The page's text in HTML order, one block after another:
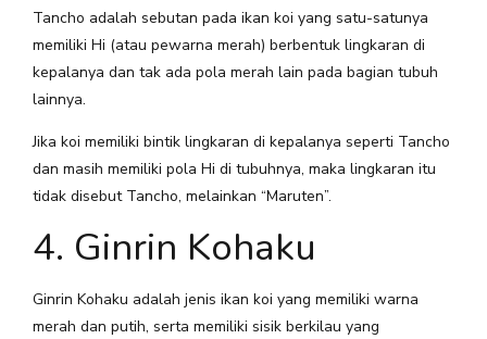
Tancho adalah sebutan pada ikan koi yang satu-satunya
memiliki Hi (atau pewarna merah) berbentuk lingkaran di
kepalanya dan tak ada pola merah lain pada bagian tubuh
lainnya.
Jika koi memiliki bintik lingkaran di kepalanya seperti Tancho
dan masih memiliki pola Hi di tubuhnya, maka lingkaran itu
tidak disebut Tancho, melainkan “Maruten”.
4. Ginrin Kohaku
Ginrin Kohaku adalah jenis ikan koi yang memiliki warna
merah dan putih, serta memiliki sisik berkilau yang